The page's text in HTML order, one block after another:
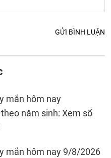
GỬI BÌNH LUẬN
mắn hôm nay
năm sinh: Xem số
mắn hôm nay 9/8/2026